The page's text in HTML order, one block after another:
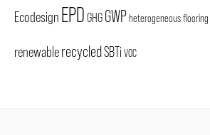
Ecodesign EPDGHGGWPheterogeneous flooring
renewablerecycledSBTi VOC